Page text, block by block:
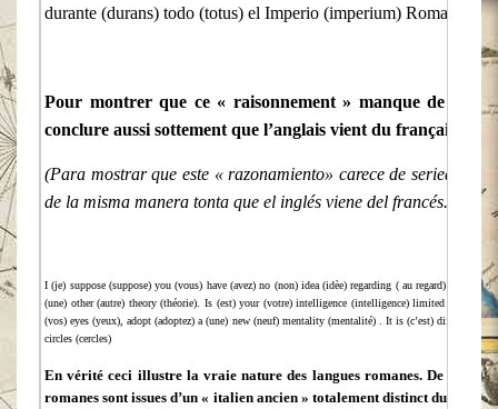
durante (durans) todo (totus) el Imperio (imperium) Romano
Pour montrer que ce « raisonnement » manque de
conclure aussi sottement que l’anglais vient du français
(Para mostrar que este « razonamiento» carece de seriedad,
de la misma manera tonta que el inglés viene del francés.)
I (je) suppose (suppose) you (vous) have (avez) no (non) idea (idèe) regarding ( au regard) the
(une) other (autre) theory (théorie). Is (est) your (votre) intelligence (intelligence) limited (limitée)
(vos) eyes (yeux), adopt (adoptez) a (une) new (neuf) mentality (mentalité) . It is (c’est) difficult
circles (cercles)
En vérité ceci illustre la vraie nature des langues romanes. De même
romanes sont issues d’un « italien ancien » totalement distinct du latin